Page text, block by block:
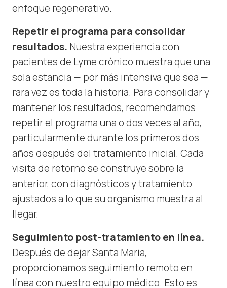
enfoque regenerativo.
Repetir el programa para consolidar
resultados. Nuestra experiencia con
pacientes de Lyme crónico muestra que una
sola estancia — por más intensiva que sea —
rara vez es toda la historia. Para consolidar y
mantener los resultados, recomendamos
repetir el programa una o dos veces al año,
particularmente durante los primeros dos
años después del tratamiento inicial. Cada
visita de retorno se construye sobre la
anterior, con diagnósticos y tratamiento
ajustados a lo que su organismo muestra al
llegar.
Seguimiento post-tratamiento en línea.
Después de dejar Santa Maria,
proporcionamos seguimiento remoto en
línea con nuestro equipo médico. Esto es